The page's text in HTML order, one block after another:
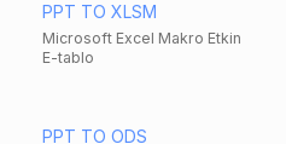
PPT TO XLSM
Microsoft Excel Makro Etkin
E-tablo
PPT TO ODS